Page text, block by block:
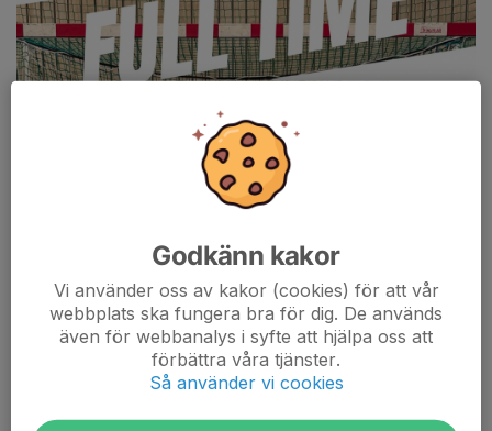
Godkänn kakor
Vi använder oss av kakor (cookies) för att vår
webbplats ska fungera bra för dig. De används
även för webbanalys i syfte att hjälpa oss att
förbättra våra tjänster.
Så använder vi cookies